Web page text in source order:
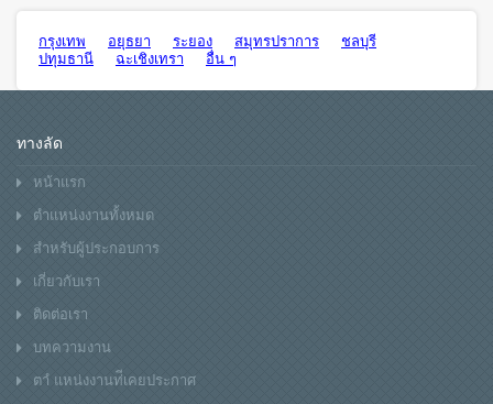
กรุงเทพ อยุธยา ระยอง สมุทรปราการ
ชลบุรี
ปทุมธานี
ฉะเชิงเทรา อื่น ๆ
ทางลัด
หน้าแรก
ตำแหน่งงานทั้งหมด
สำหรับผู้ประกอบการ
เกี่ยวกับเรา
ติดต่อเรา
บทความงาน
ตาํ แหน่งงานท่ีเคยประกาศ